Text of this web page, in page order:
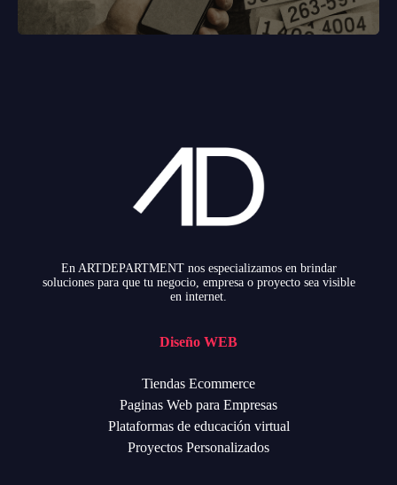
En ARTDEPARTMENT nos especializamos en brindar
soluciones para que tu negocio, empresa o proyecto sea visible
en internet.
Diseño WEB
Tiendas Ecommerce
Paginas Web para Empresas
Plataformas de educación virtual
Proyectos Personalizados